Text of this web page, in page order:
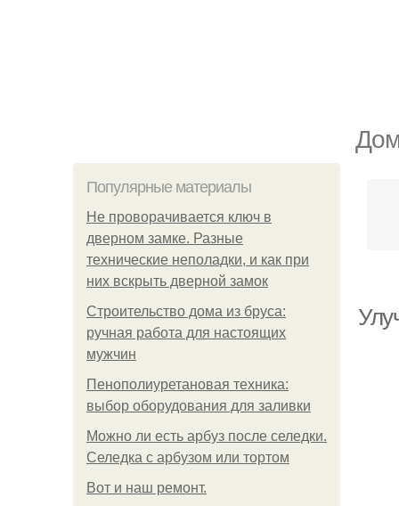
Популярные материалы
Не проворачивается ключ в
дверном замке. Разные
технические неполадки, и как при
них вскрыть дверной замок
Строительство дома из бруса:
ручная работа для настоящих
мужчин
Пенополиуретановая техника:
выбор оборудования для заливки
Можно ли есть арбуз после селедки.
Селедка с арбузом или тортом
Boт и наш ремoнт.